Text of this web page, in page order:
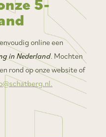
5-
online een
in Nederland. Mochten
rond op onze website of